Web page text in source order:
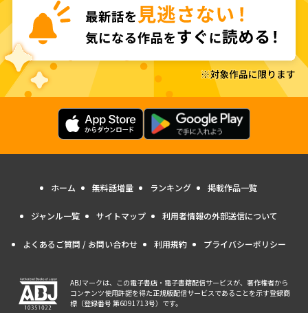
ホーム 無料話増量 ランキング 掲載作品一覧
ジャンル一覧 サイトマップ 利用者情報の外部送信について
よくあるご質問 / お問い合わせ 利用規約 プライバシーポリシー
ABJマークは、この電子書店・電子書籍配信サービスが、著作権者から
コンテンツ使用許諾を得た正規版配信サービスであることを示す登録商
標（登録番号 第6091713号）です。